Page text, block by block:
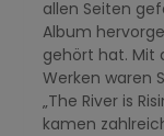
allen Seiten
Album
gehört hat. Mit
Werken waren
„The River is
kamen